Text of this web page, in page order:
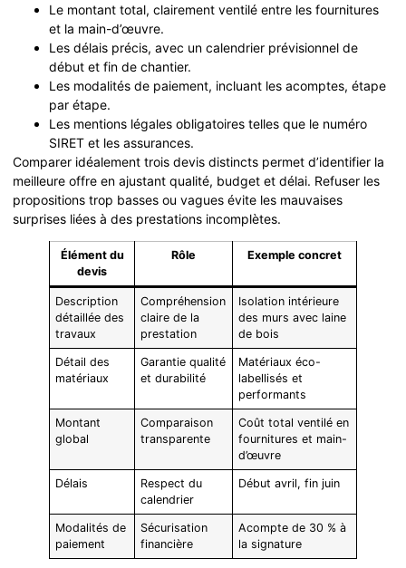
Le montant total, clairement ventilé entre les fournitures
et la main-d’œuvre.
Les délais précis, avec un calendrier prévisionnel de
début et fin de chantier.
Les modalités de paiement, incluant les acomptes, étape
par étape.
Les mentions légales obligatoires telles que le numéro
SIRET et les assurances.
Comparer idéalement trois devis distincts permet d’identifier la
meilleure offre en ajustant qualité, budget et délai. Refuser les
propositions trop basses ou vagues évite les mauvaises
surprises liées à des prestations incomplètes.
Élément du
devis
Rôle Exemple concret
Description
détaillée des
travaux
Compréhension
claire de la
prestation
Isolation intérieure
des murs avec laine
de bois
Détail des
matériaux
Garantie qualité
et durabilité
Matériaux éco-
labellisés et
performants
Montant
global
Comparaison
transparente
Coût total ventilé en
fournitures et main-
d’œuvre
Délais
Respect du
calendrier
Début avril, fin juin
Modalités de
paiement
Sécurisation
financière
Acompte de 30 % à
la signature